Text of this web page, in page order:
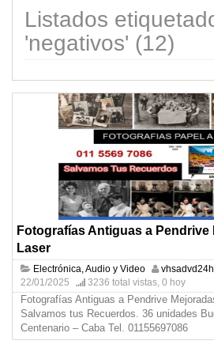
Listados
'negativos' (12)
Fotografías Antiguas a Pendrive
Laser
Electrónica, Audio y Video
22/01/2025
3236 total vistas, 0 hoy
Fotografías Antiguas a Pendrive
Salvamos tus Recuerdos. 36 unidades
Centenario – Caba Tel. 01155697086